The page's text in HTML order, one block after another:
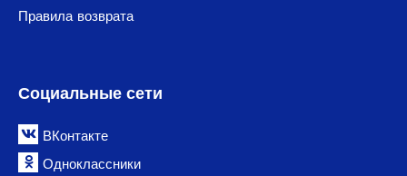
Правила возврата
Социальные сети
ВКонтакте
Одноклассники